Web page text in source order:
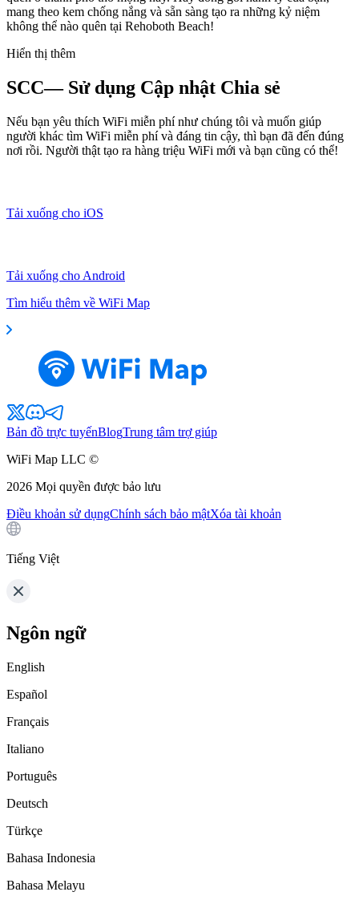
mang theo kem chống nắng và sẵn sàng tạo ra những kỷ niệm
không thể nào quên tại Rehoboth Beach!
Hiển thị thêm
SCC— Sử dụng Cập nhật Chia sẻ
Nếu bạn yêu thích WiFi miễn phí như chúng tôi và muốn giúp
người khác tìm WiFi miễn phí và đáng tin cậy, thì bạn đã đến đúng
nơi rồi. Người thật tạo ra hàng triệu WiFi mới và bạn cũng có thể!
Tải xuống cho iOS
Tải xuống cho Android
Tìm hiểu thêm về WiFi Map
Bản đồ trực tuyếnBlogTrung tâm trợ giúp
WiFi Map LLC ©
2026 Mọi quyền được bảo lưu
Điều khoản sử dụngChính sách bảo mậtXóa tài khoản
Tiếng Việt
Ngôn ngữ
English
Español
Français
Italiano
Português
Deutsch
Türkçe
Bahasa Indonesia
Bahasa Melayu